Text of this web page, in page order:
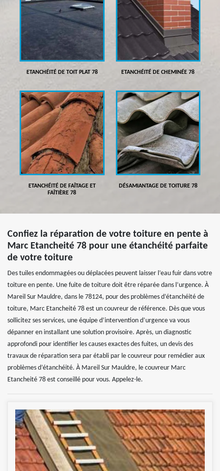
ETANCHÉITÉ DE TOIT PLAT 78 ETANCHÉITÉ DE CHEMINÉE 78
ETANCHÉITÉ DE FAÎTAGE ET
FAÎTIÈRE 78
DÉSAMIANTAGE DE TOITURE 78
Confiez la réparation de votre toiture en pente à
Marc Etancheité 78 pour une étanchéité parfaite
de votre toiture
Des tuiles endommagées ou déplacées peuvent laisser l’eau fuir dans votre
toiture en pente. Une fuite de toiture doit être réparée dans l’urgence. À
Mareil Sur Mauldre, dans le 78124, pour des problèmes d’étanchéité de
toiture, Marc Etancheité 78 est un couvreur de référence. Dès que vous
sollicitez ses services, une équipe d’intervention d’urgence va vous
dépanner en installant une solution provisoire. Après, un diagnostic
approfondi pour identifier les causes exactes des fuites, un devis des
travaux de réparation sera par établi par le couvreur pour remédier aux
problèmes d’étanchéité. À Mareil Sur Mauldre, le couvreur Marc
Etancheité 78 est conseillé pour vous. Appelez-le.